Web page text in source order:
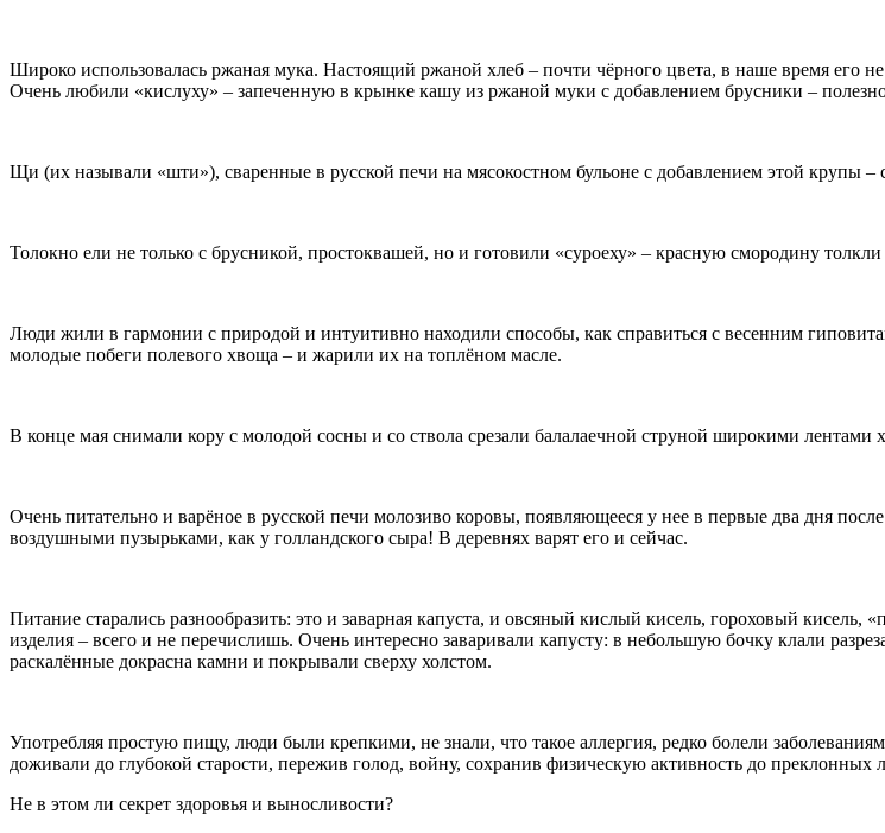
Широко использовалась ржаная мука. Настоящий ржаной хлеб – почти чёрного цвета, в наше время его
Очень любили «кислуху» – запеченную в крынке кашу из ржаной муки с добавлением брусники –
Щи (их называли «шти»), сваренные в русской печи на мясокостном бульоне с добавлением этой крупы
Толокно ели не только с брусникой, простоквашей, но и готовили «суроеху» – красную смородину
Люди жили в гармонии с природой и интуитивно находили способы, как справиться с весенним
молодые побеги полевого хвоща – и жарили их на топлёном масле.
В конце мая снимали кору с молодой сосны и со ствола срезали балалаечной струной широкими
Очень питательно и варёное в русской печи молозиво коровы, появляющееся у нее в первые два дня
воздушными пузырьками, как у голландского сыра! В деревнях варят его и сейчас.
Питание старались разнообразить: это и заварная капуста, и овсяный кислый кисель, гороховый
изделия – всего и не перечислишь. Очень интересно заваривали капусту: в небольшую бочку клали
раскалённые докрасна камни и покрывали сверху холстом.
Употребляя простую пищу, люди были крепкими, не знали, что такое аллергия, редко болели
доживали до глубокой старости, пережив голод, войну, сохранив физическую активность до
Не в этом ли секрет здоровья и выносливости?